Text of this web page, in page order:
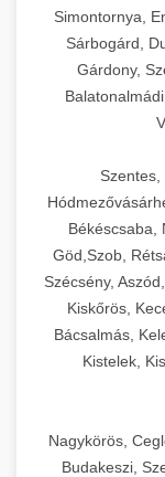
Simontornya,
Sárbogárd,
Gárdony,
Szentes,
Békéscsaba,
Göd,Szob,
Szécsény,
Kiskőrös,
Bácsalmás,
Kistelek,
Nagykörös,
Budakeszi,